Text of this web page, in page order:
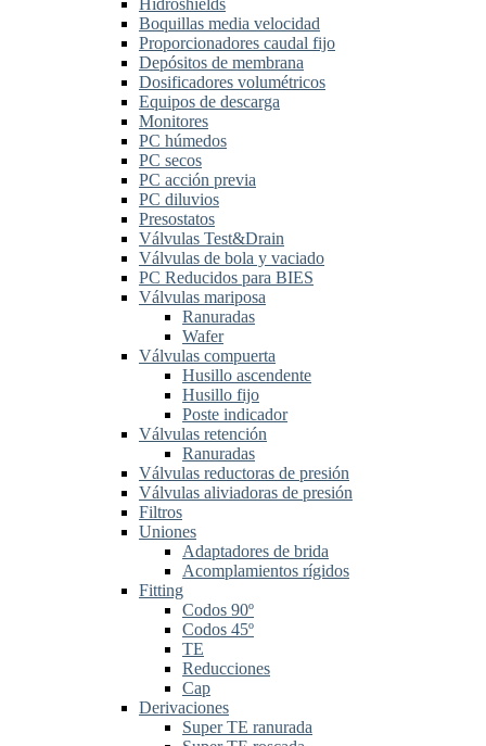
Hidroshields
Boquillas media velocidad
Proporcionadores caudal fijo
Depósitos de membrana
Dosificadores volumétricos
Equipos de descarga
Monitores
PC húmedos
PC secos
PC acción previa
PC diluvios
Presostatos
Válvulas Test&Drain
Válvulas de bola y vaciado
PC Reducidos para BIES
Válvulas mariposa
Ranuradas
Wafer
Válvulas compuerta
Husillo ascendente
Husillo fijo
Poste indicador
Válvulas retención
Ranuradas
Válvulas reductoras de presión
Válvulas aliviadoras de presión
Filtros
Uniones
Adaptadores de brida
Acomplamientos rígidos
Fitting
Codos 90º
Codos 45º
TE
Reducciones
Cap
Derivaciones
Super TE ranurada